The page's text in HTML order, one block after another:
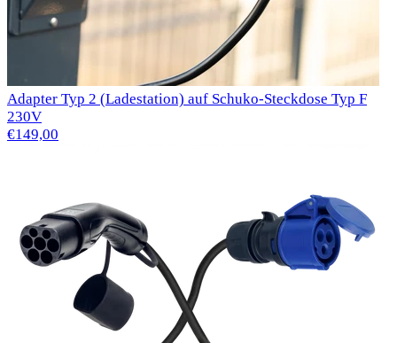
Adapter Typ 2 (Ladestation) auf Schuko-Steckdose Typ F
230V
€149,00